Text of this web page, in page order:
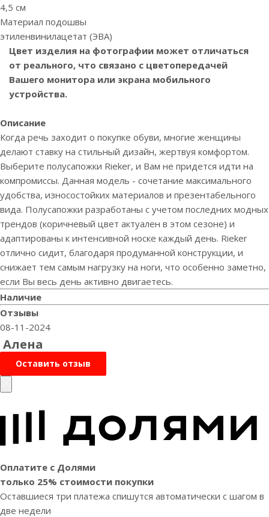
4,5 см
Материал подошвы
этиленвинилацетат (ЭВА)
Цвет изделия на фотографии может отличаться
от реального, что связано с цветопередачей
Вашего монитора или экрана мобильного
устройства.
Описание
Когда речь заходит о покупке обуви, многие женщины
делают ставку на стильный дизайн, жертвуя комфортом.
Выберите полусапожки Rieker, и Вам не придется идти на
компромиссы. Данная модель - сочетание максимального
удобства, износостойких материалов и презентабельного
вида. Полусапожки разработаны с учетом последних модных
трендов (коричневый цвет актуален в этом сезоне) и
адаптированы к интенсивной носке каждый день. Rieker
отлично сидит, благодаря продуманной конструкции, и
снижает тем самым нагрузку на ноги, что особенно заметно,
если Вы весь день активно двигаетесь.
Наличие
Отзывы
08-11-2024
Алена
Оставить отзыв
Оплатите с Долями
только 25% стоимости покупки
Оставшиеся три платежа спишутся автоматически с шагом в
две недели